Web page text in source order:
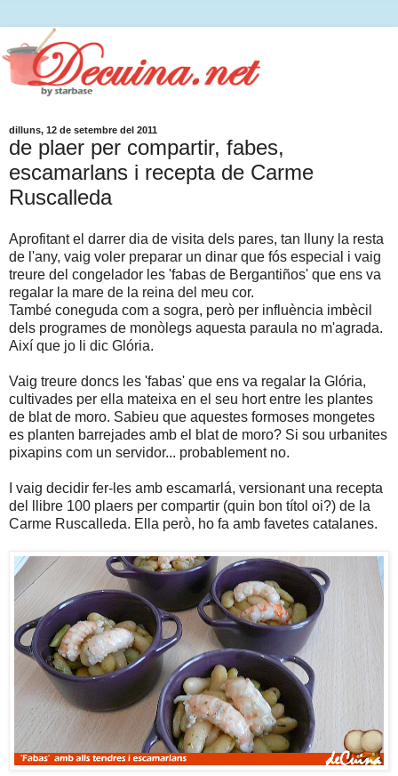
dilluns, 12 de setembre del 2011
de plaer per compartir, fabes,
escamarlans i recepta de Carme
Ruscalleda
Aprofitant el darrer dia de visita dels pares, tan lluny la resta
de l'any, vaig voler preparar un dinar que fós especial i vaig
treure del congelador les 'fabas de Bergantiños' que ens va
regalar la mare de la reina del meu cor.
També coneguda com a sogra, però per influència imbècil
dels programes de monòlegs aquesta paraula no m'agrada.
Així que jo li dic Glória.
Vaig treure doncs les 'fabas' que ens va regalar la Glória,
cultivades per ella mateixa en el seu hort entre les plantes
de blat de moro. Sabieu que aquestes formoses mongetes
es planten barrejades amb el blat de moro? Si sou urbanites
pixapins com un servidor... probablement no.
I vaig decidir fer-les amb escamarlá, versionant una recepta
del llibre 100 plaers per compartir (quin bon títol oi?) de la
Carme Ruscalleda. Ella però, ho fa amb favetes catalanes.